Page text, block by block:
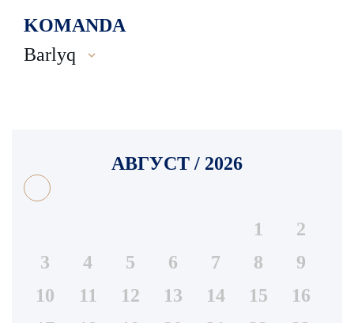
KOMANDA
Barlyq
АВГУСТ / 2026
1
2
3
4 5 6 7 8
9
10
11 12 13 14 15
16